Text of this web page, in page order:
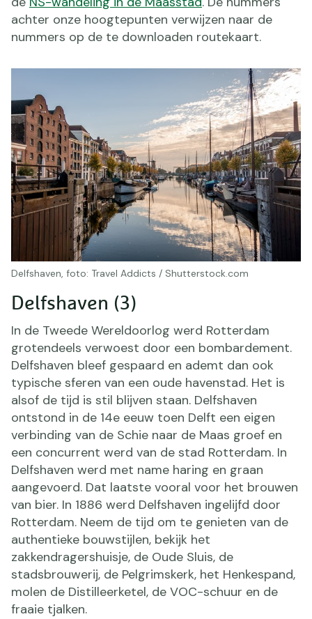
achter onze hoogtepunten verwijzen naar de
nummers op de te downloaden routekaart.
Delfshaven, foto: Travel Addicts / Shutterstock.com
Delfshaven (3)
In de Tweede Wereldoorlog werd Rotterdam
grotendeels verwoest door een bombardement.
Delfshaven bleef gespaard en ademt dan ook
typische sferen van een oude havenstad. Het is
alsof de tijd is stil blijven staan. Delfshaven
ontstond in de 14e eeuw toen Delft een eigen
verbinding van de Schie naar de Maas groef en
een concurrent werd van de stad Rotterdam. In
Delfshaven werd met name haring en graan
aangevoerd. Dat laatste vooral voor het brouwen
van bier. In 1886 werd Delfshaven ingelijfd door
Rotterdam. Neem de tijd om te genieten van de
authentieke bouwstijlen, bekijk het
zakkendragershuisje, de Oude Sluis, de
stadsbrouwerij, de Pelgrimskerk, het Henkespand,
molen de Distilleerketel, de VOC-schuur en de
fraaie tjalken.